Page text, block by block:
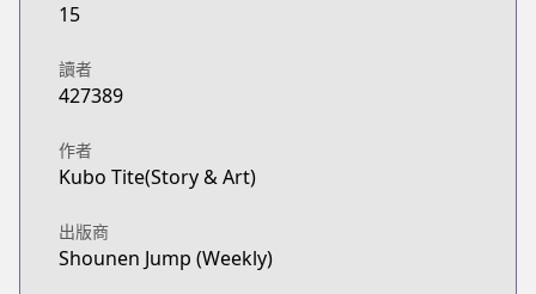
15
讀者
427389
作者
Kubo Tite(Story & Art)
出版商
Shounen Jump (Weekly)